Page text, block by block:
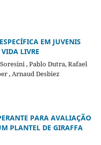
EM JUVENIS
LIVRE
, Pablo Dutra, Rafael
, Arnaud Desbiez
PARA AVALIAÇÃO
PLANTEL DE GIRAFFA